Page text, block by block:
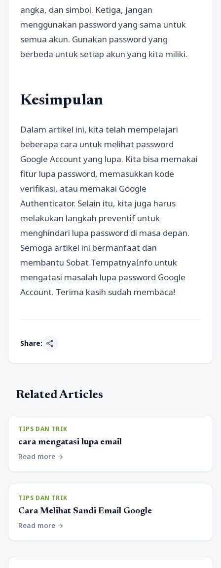
angka, dan simbol. Ketiga, jangan
menggunakan password yang sama untuk
semua akun. Gunakan password yang
berbeda untuk setiap akun yang kita miliki.
Kesimpulan
Dalam artikel ini, kita telah mempelajari
beberapa cara untuk melihat password
Google Account yang lupa. Kita bisa memakai
fitur lupa password, memasukkan kode
verifikasi, atau memakai Google
Authenticator. Selain itu, kita juga harus
melakukan langkah preventif untuk
menghindari lupa password di masa depan.
Semoga artikel ini bermanfaat dan
membantu Sobat TempatnyaInfo untuk
mengatasi masalah lupa password Google
Account. Terima kasih sudah membaca!
Share: share
Related Articles
TIPS DAN TRIK
cara mengatasi lupa email
Read more arrow_forward
TIPS DAN TRIK
Cara Melihat Sandi Email Google
Read more arrow_forward